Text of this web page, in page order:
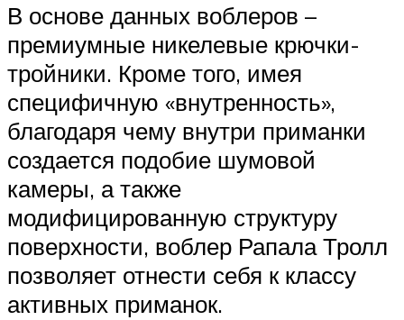
В основе данных воблеров –
премиумные никелевые крючки-
тройники. Кроме того, имея
специфичную «внутренность»,
благодаря чему внутри приманки
создается подобие шумовой
камеры, а также
модифицированную структуру
поверхности, воблер Рапала Тролл
позволяет отнести себя к классу
активных приманок.